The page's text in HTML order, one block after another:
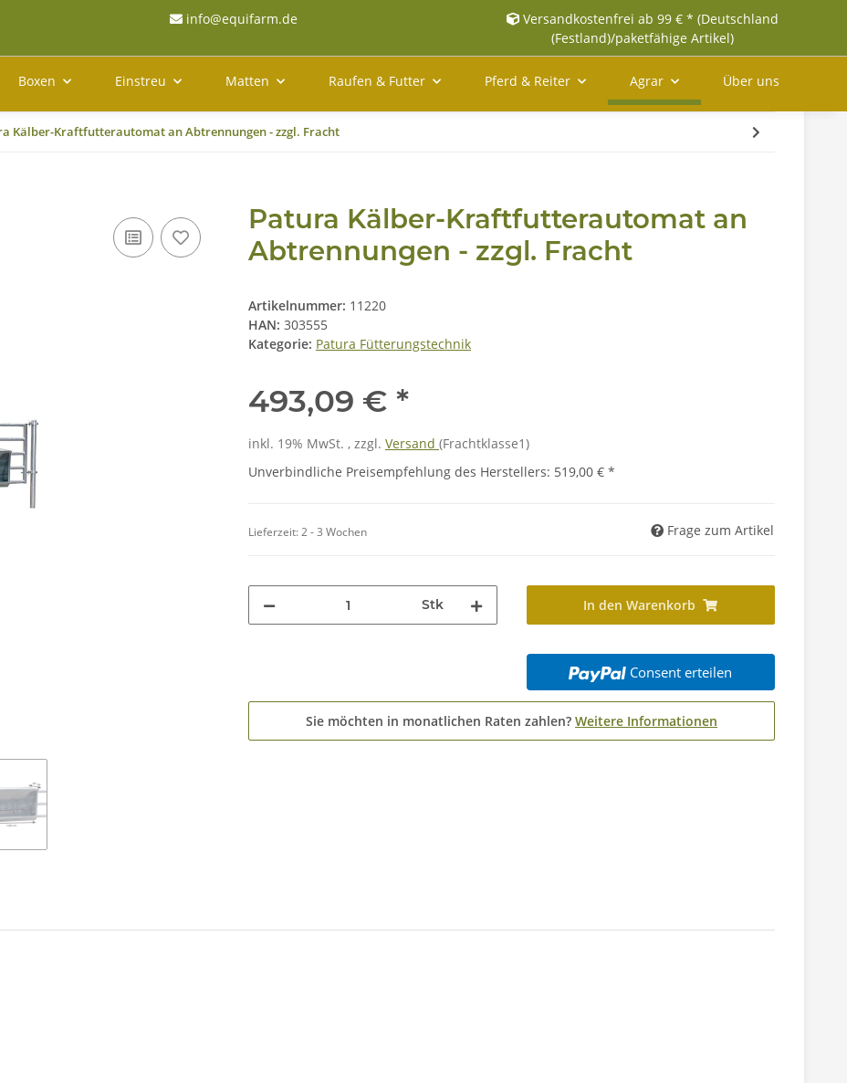
info@equifarm.de
Versandkostenfrei ab 99 € * (Deutschland
(Festland)/paketfähige Artikel)
Boxen Einstreu Matten Raufen & Futter Pferd & Reiter Agrar Über uns
Kälber-Kraftfutterautomat an Abtrennungen - zzgl. Fracht
Patura Kälber-Kraftfutterautomat an
Abtrennungen - zzgl. Fracht
Artikelnummer: 11220
HAN: 303555
Kategorie: Patura Fütterungstechnik
493,09 € *
inkl. 19% MwSt. , zzgl. Versand (Frachtklasse1)
Unverbindliche Preisempfehlung des Herstellers: 519,00 € *
Lieferzeit:2 - 3 Wochen Frage zum Artikel
Stk In den Warenkorb
Consent erteilen
Sie möchten in monatlichen Raten zahlen? Weitere Informationen